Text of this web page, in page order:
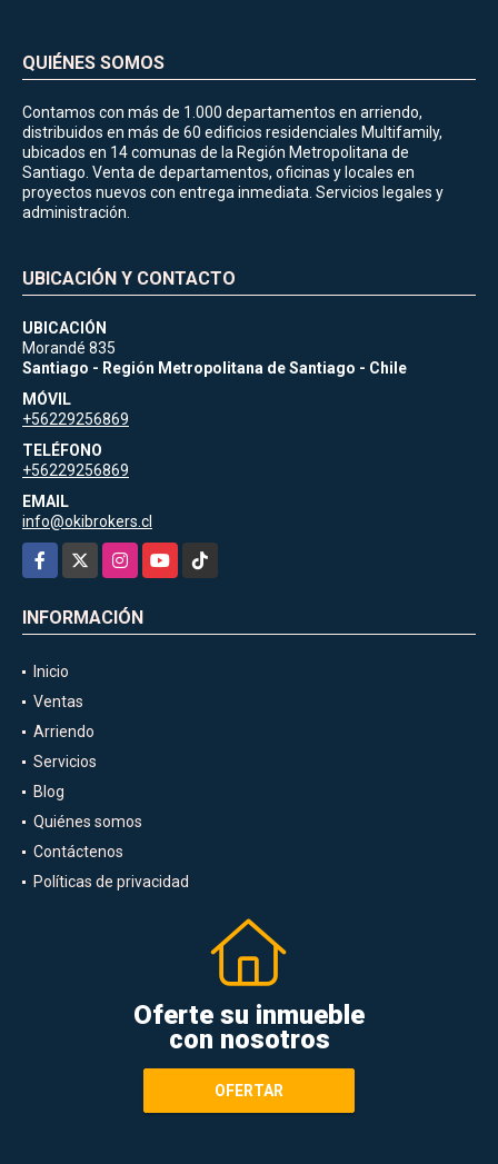
QUIÉNES SOMOS
Contamos con más de 1.000 departamentos en arriendo,
distribuidos en más de 60 edificios residenciales Multifamily,
ubicados en 14 comunas de la Región Metropolitana de
Santiago. Venta de departamentos, oficinas y locales en
proyectos nuevos con entrega inmediata. Servicios legales y
administración.
UBICACIÓN Y CONTACTO
UBICACIÓN
Morandé 835
Santiago - Región Metropolitana de Santiago - Chile
MÓVIL
+56229256869
TELÉFONO
+56229256869
EMAIL
info@okibrokers.cl
Facebook
InstagramYouTubeTikTok
INFORMACIÓN
Inicio
Ventas
Arriendo
Servicios
Blog
Quiénes somos
Contáctenos
Políticas de privacidad
Oferte su inmueble
con nosotros
OFERTAR